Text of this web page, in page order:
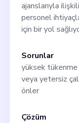
ajanslarıyla
personel
için bir yol
Sorunlar
yüksek tükenme
veya yetersiz
önler
Çözüm